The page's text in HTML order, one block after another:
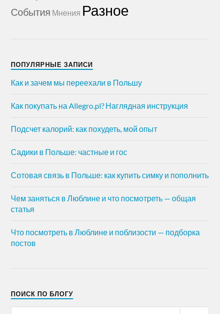
События Мнения Разное
ПОПУЛЯРНЫЕ ЗАПИСИ
Как и зачем мы переехали в Польшу
Как покупать на Allegro.pl? Наглядная инструкция
Подсчет калорий: как похудеть, мой опыт
Садики в Польше: частные и гос
Сотовая связь в Польше: как купить симку и пополнить
Чем заняться в Люблине и что посмотреть — общая
статья
Что посмотреть в Люблине и поблизости — подборка
постов
ПОИСК ПО БЛОГУ